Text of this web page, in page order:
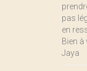
pas
en
Bien à
Jaya